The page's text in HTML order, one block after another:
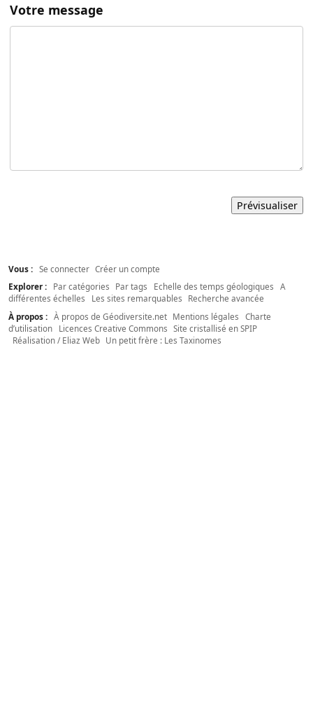
Votre message
Vous : Se connecter Créer un compte
Explorer :
Par catégories Par tags Echelle des temps géologiques
A
différentes échelles
Les sites remarquables
Recherche avancée
À propos : À propos de Géodiversite.net Mentions légales
Charte
d’utilisation
Licences Creative Commons Site cristallisé en SPIP
Réalisation / Eliaz Web Un petit frère : Les Taxinomes